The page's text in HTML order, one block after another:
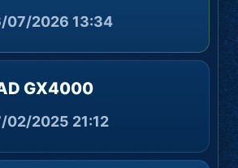
07/2026 13:34
GX4000
02/2025 21:12